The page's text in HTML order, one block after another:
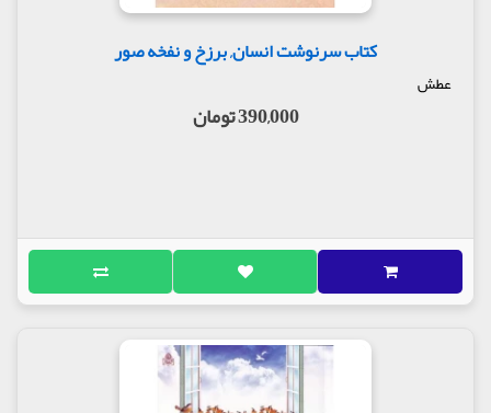
کتاب سرنوشت انسان, برزخ و نفخه صور
عطش
390,000 تومان